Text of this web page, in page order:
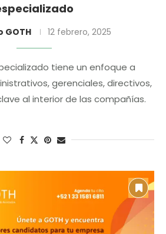
GOTH 12 febrero, 2025
tiene un enfoque a
gerenciales, directivos,
al interior de las compañías.